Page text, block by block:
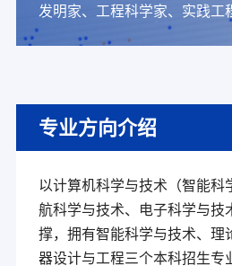
发明家、工程科学家、实践工
专业方向介绍
以计算机科学与技术（智能科
航科学与技术、电子科学与技
撑，拥有智能科学与技术、理
器设计与工程三个本科招生专